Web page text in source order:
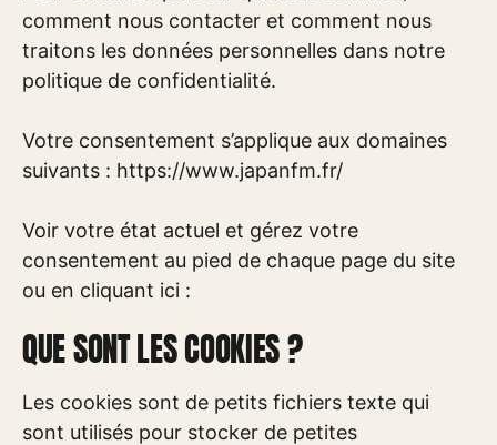
comment nous contacter et comment nous
traitons les données personnelles dans notre
politique de confidentialité.
Votre consentement s’applique aux domaines
suivants : https://www.japanfm.fr/
Voir votre état actuel et gérez votre
consentement au pied de chaque page du site
ou en cliquant ici :
QUE SONT LES COOKIES ?
Les cookies sont de petits fichiers texte qui
sont utilisés pour stocker de petites